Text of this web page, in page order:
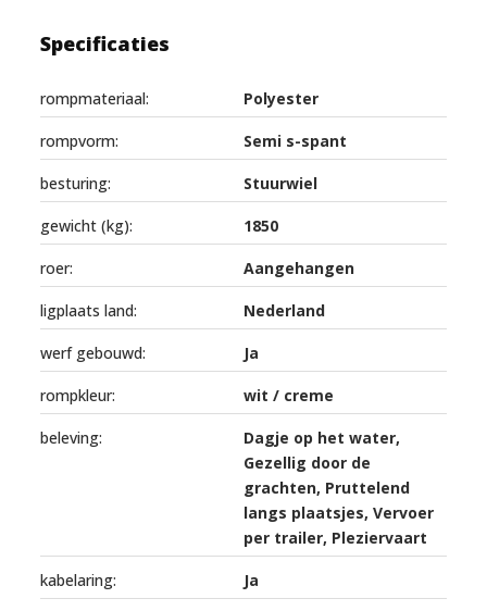
Specificaties
rompmateriaal: Polyester
rompvorm: Semi s-spant
besturing: Stuurwiel
gewicht (kg): 1850
roer: Aangehangen
ligplaats land: Nederland
werf gebouwd: Ja
rompkleur: wit / creme
beleving:
Dagje op het water,
Gezellig door de
grachten, Pruttelend
langs plaatsjes, Vervoer
per trailer, Pleziervaart
kabelaring: Ja